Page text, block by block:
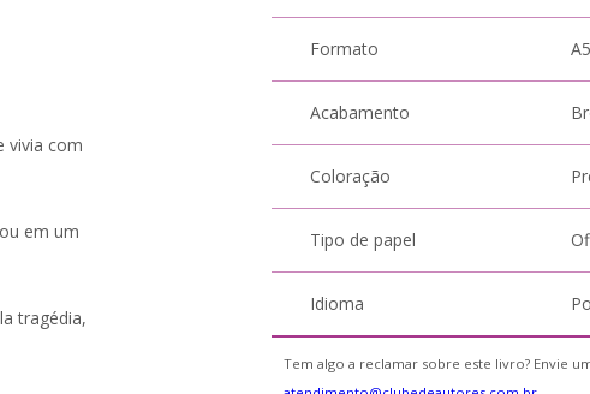
vivia com
em um
tragédia,
Formato
Acabamento
Coloração
Tipo de papel
Idioma
Tem algo a reclamar sobre este livro? Envie